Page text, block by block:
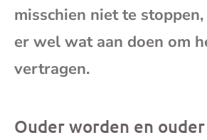
misschien niet te
er wel wat aan doen om
vertragen.
Ouder worden en